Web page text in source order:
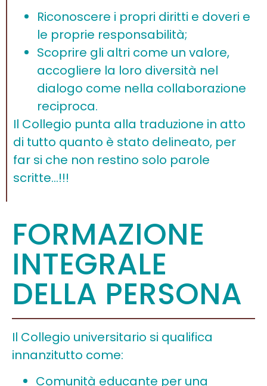
Riconoscere i propri diritti e doveri e
le proprie responsabilità;
Scoprire gli altri come un valore,
accogliere la loro diversità nel
dialogo come nella collaborazione
reciproca.
Il Collegio punta alla traduzione in atto
di tutto quanto è stato delineato, per
far si che non restino solo parole
scritte…!!!
FORMAZIONE
INTEGRALE
DELLA PERSONA
Il Collegio universitario si qualifica
innanzitutto come:
Comunità educante per una